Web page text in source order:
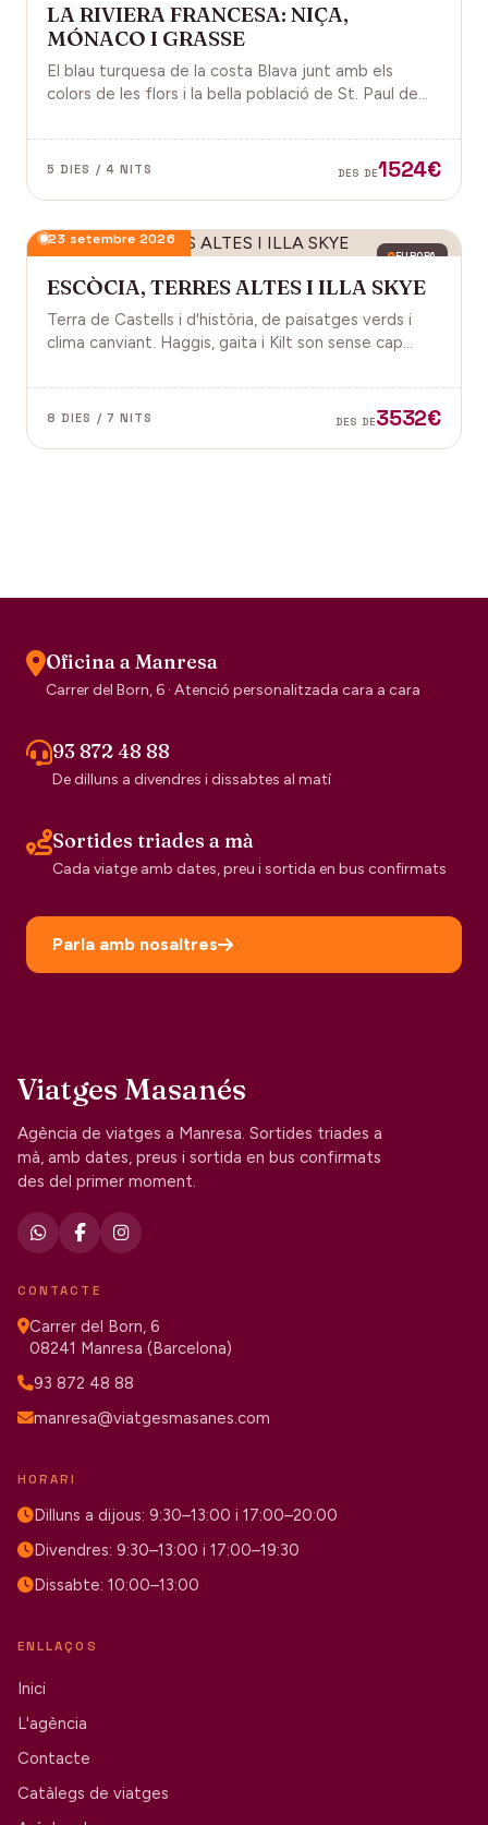
LA RIVIERA FRANCESA: NIÇA,
MÓNACO I GRASSE
El blau turquesa de la costa Blava junt amb els
colors de les flors i la bella població de St. Paul de
digne de visitar. Perfums a Grasse.
5 DIES / 4 NITS DES DE1524€
EUROPA
23 setembre 2026
ESCÒCIA, TERRES ALTES I ILLA SKYE
Terra de Castells i d'història, de paisatges verds i
clima canviant. Haggis, gaita i Kilt son sense cap
8 DIES / 7 NITS DES DE3532€
Oficina a Manresa
Carrer del Born, 6 · Atenció personalitzada cara a cara
93 872 48 88
De dilluns a divendres i dissabtes al matí
Sortides triades a mà
Cada viatge amb dates, preu i sortida en bus confirmats
Parla amb nosaltres
Viatges Masanés
Agència de viatges a Manresa. Sortides triades a
mà, amb dates, preus i sortida en bus confirmats
des del primer moment.
CONTACTE
Carrer del Born, 6
08241 Manresa (Barcelona)
93 872 48 88
manresa@viatgesmasanes.com
HORARI
Dilluns a dijous: 9:30–13:00 i 17:00–20:00
Divendres: 9:30–13:00 i 17:00–19:30
Dissabte: 10:00–13:00
ENLLAÇOS
Inici
L'agència
Contacte
Catàlegs de viatges